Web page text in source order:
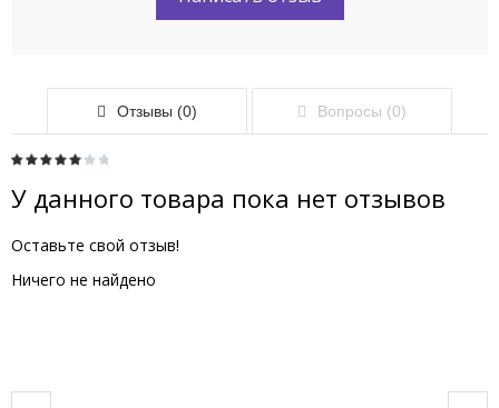
Отзывы (0) Вопросы (0)
У данного товара пока нет отзывов
Оставьте свой отзыв!
Ничего не найдено